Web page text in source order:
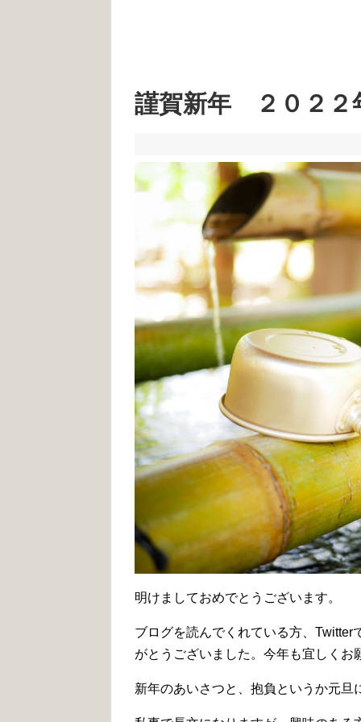
謹賀新年 ２０２
明けましておめでとうございます。
ブログを読んでくれている方、
がとうございました。今年も宜しくお
新年のあいさつと、抱負というか元旦